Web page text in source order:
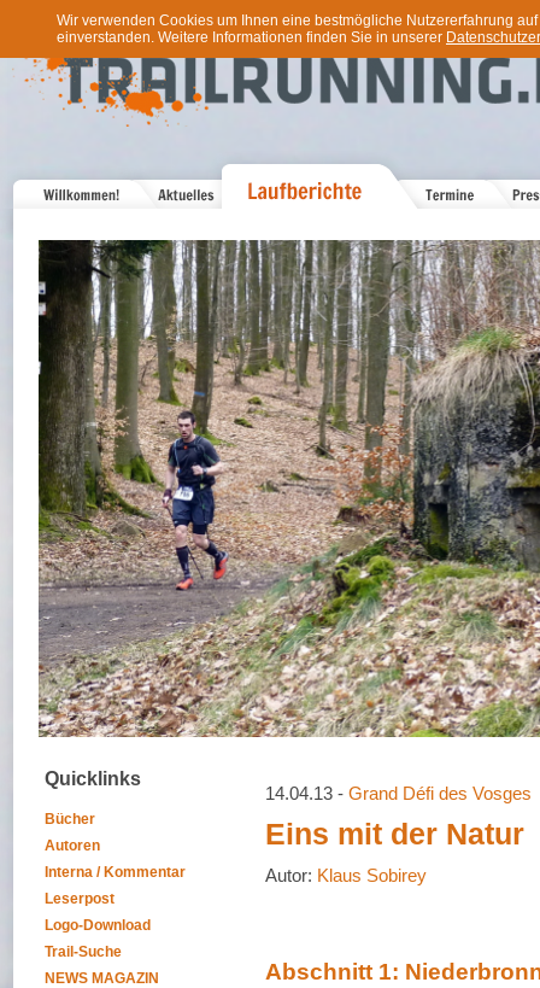
Wir verwenden Cookies um Ihnen eine bestmögliche Nutzererfahrung
einverstanden. Weitere Informationen finden Sie in unserer
Quicklinks
Bücher
Autoren
Interna / Kommentar
Leserpost
Logo-Download
Trail-Suche
NEWS MAGAZIN
14.04.13 - Grand Défi des Vosges
Eins mit der Natur
Autor: Klaus Sobirey
Abschnitt 1: